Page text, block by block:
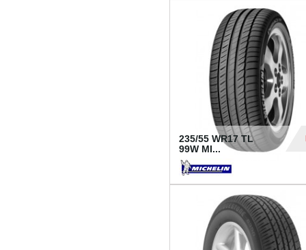
235/55 WR17 TL
99W MI...